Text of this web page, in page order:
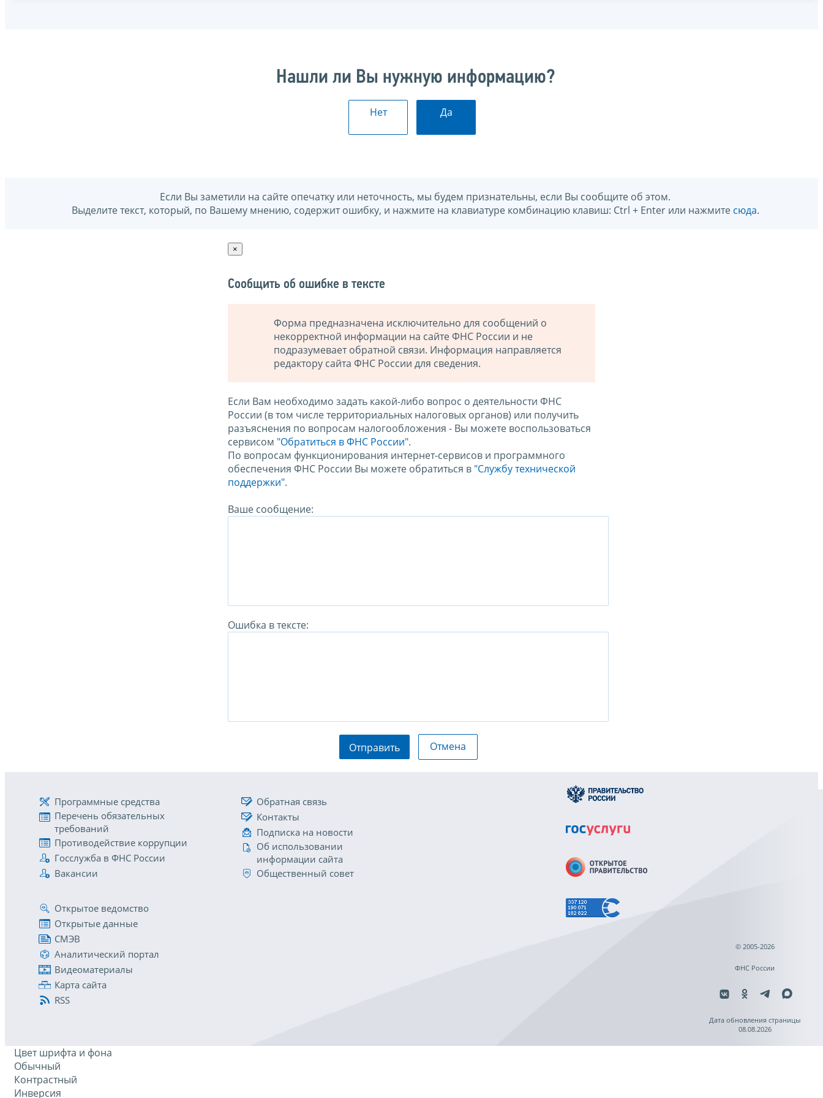
Нашли ли Вы нужную информацию?
Нет Да
Если Вы заметили на сайте опечатку или неточность, мы будем признательны, если Вы сообщите об этом.
Выделите текст, который, по Вашему мнению, содержит ошибку, и нажмите на клавиатуре комбинацию клавиш: Ctrl + Enter или нажмите сюда.
×
Сообщить об ошибке в тексте
Форма предназначена исключительно для сообщений о
некорректной информации на сайте ФНС России и не
подразумевает обратной связи. Информация направляется
редактору сайта ФНС России для сведения.
Если Вам необходимо задать какой-либо вопрос о деятельности ФНС
России (в том числе территориальных налоговых органов) или получить
разъяснения по вопросам налогообложения - Вы можете воспользоваться
сервисом "Обратиться в ФНС России".
По вопросам функционирования интернет-сервисов и программного
обеспечения ФНС России Вы можете обратиться в "Службу технической
поддержки".
Ваше сообщение:
Ошибка в тексте:
Отправить Отмена
Программные средства
Перечень обязательных
требований
Противодействие коррупции
Госслужба в ФНС России
Вакансии
Обратная связь
Контакты
Подписка на новости
Об использовании
информации сайта
Общественный совет
Открытое ведомство
Открытые данные
СМЭВ
Аналитический портал
Видеоматериалы
Карта сайта
RSS
© 2005-2026
ФНС России
Дата обновления страницы
08.08.2026
Цвет шрифта и фона
Обычный
Контрастный
Инверсия